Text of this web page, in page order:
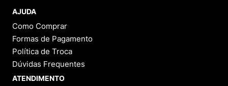
AJUDA
Como Comprar
Formas de Pagamento
Política de Troca
Dúvidas Frequentes
ATENDIMENTO